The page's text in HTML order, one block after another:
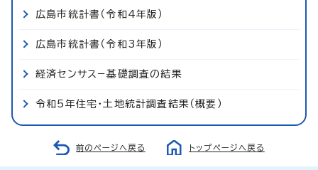
広島市統計書（令和4年版）
広島市統計書（令和3年版）
経済センサス−基礎調査の結果
令和5年住宅・土地統計調査結果（概要）
前のページへ戻る トップページへ戻る